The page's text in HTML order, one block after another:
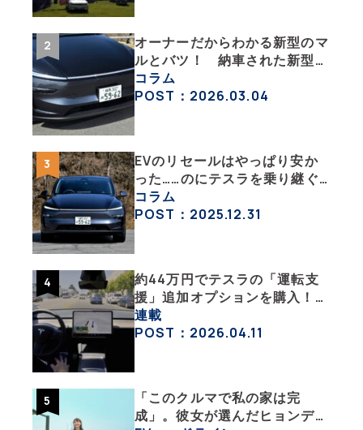
オーナーだからわかる新型のマ
ルとバツ！ 納車された新型を
旧型モデルＹと細部まで比べて
みた【テスラ沼にはまった大学
コラム
POST：2026.03.04
EVのリセールはやっぱり安か
った……のにテスラを乗り継ぐ
ってどういうこと？ 【テスラ
沼にはまった大学教授のEV生
コラム
POST：2025.12.31
約44万円でテスラの「運転支
援」追加オプションを購入！
果たして価格以上の効果はあっ
たのか？【テスラ沼にはまった
連載
POST：2026.04.11
「このクルマで私の家は完
成」。彼女が選んだヒョンデ